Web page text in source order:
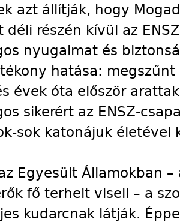
azt állítják, hogy
déli részén kívül az
nyugalmat és
hatása:
évek óta először
sikerért az ENSZ-
sok katonájuk életével
Egyesült Államokban
fő terheit viseli – a
kudarcnak látják.